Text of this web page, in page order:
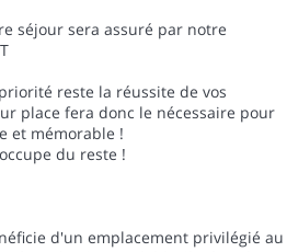
séjour sera assuré par notre
reste la réussite de vos
place fera donc le nécessaire pour
et mémorable !
du reste !
d'un emplacement privilégié au